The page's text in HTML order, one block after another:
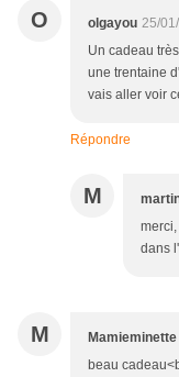
O olgayou 25/
Un cadeau
une trentaine
vais aller voir
Répondre
M
dans
M Mamieminette
beau